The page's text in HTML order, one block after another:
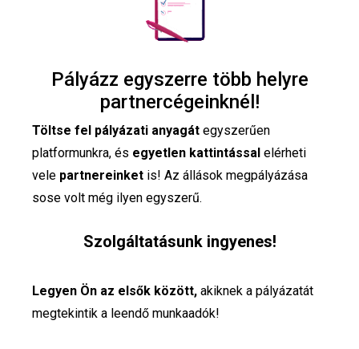
Pályázz egyszerre több helyre
partnercégeinknél!
Töltse fel pályázati anyagát egyszerűen
platformunkra, és egyetlen kattintással elérheti
vele partnereinket is! Az állások megpályázása
sose volt még ilyen egyszerű.
Szolgáltatásunk ingyenes!
Legyen Ön az elsők között, akiknek a pályázatát
megtekintik a leendő munkaadók!